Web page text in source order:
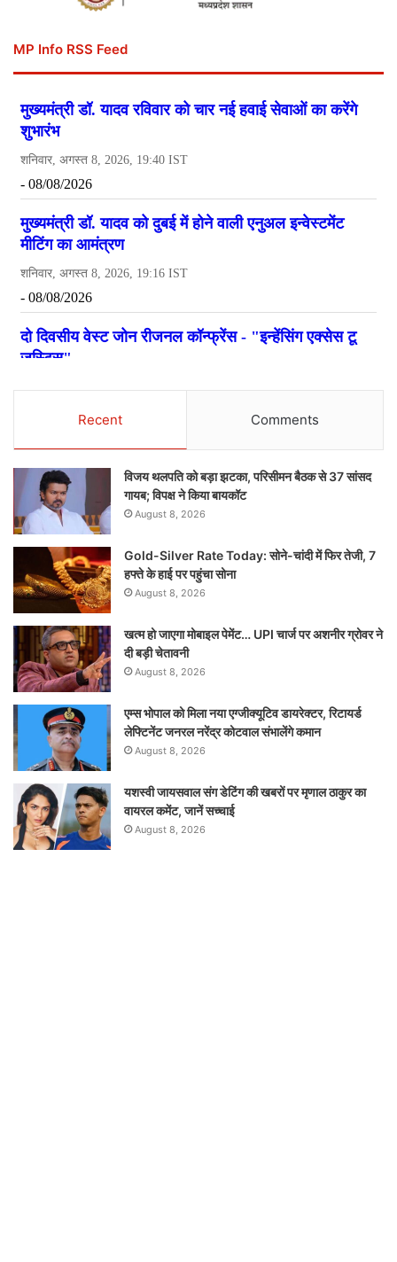
MP Info RSS Feed
Recent Comments
विजय थलपति को बड़ा झटका, परिसीमन बैठक से 37 सांसद
गायब; विपक्ष ने किया बायकॉट
August 8, 2026
Gold-Silver Rate Today: सोने-चांदी में फिर तेजी, 7
हफ्ते के हाई पर पहुंचा सोना
August 8, 2026
खत्म हो जाएगा मोबाइल पेमेंट… UPI चार्ज पर अशनीर ग्रोवर ने
दी बड़ी चेतावनी
August 8, 2026
एम्स भोपाल को मिला नया एग्जीक्यूटिव डायरेक्टर, रिटायर्ड
लेफ्टिनेंट जनरल नरेंद्र कोटवाल संभालेंगे कमान
August 8, 2026
यशस्वी जायसवाल संग डेटिंग की खबरों पर मृणाल ठाकुर का
वायरल कमेंट, जानें सच्चाई
August 8, 2026